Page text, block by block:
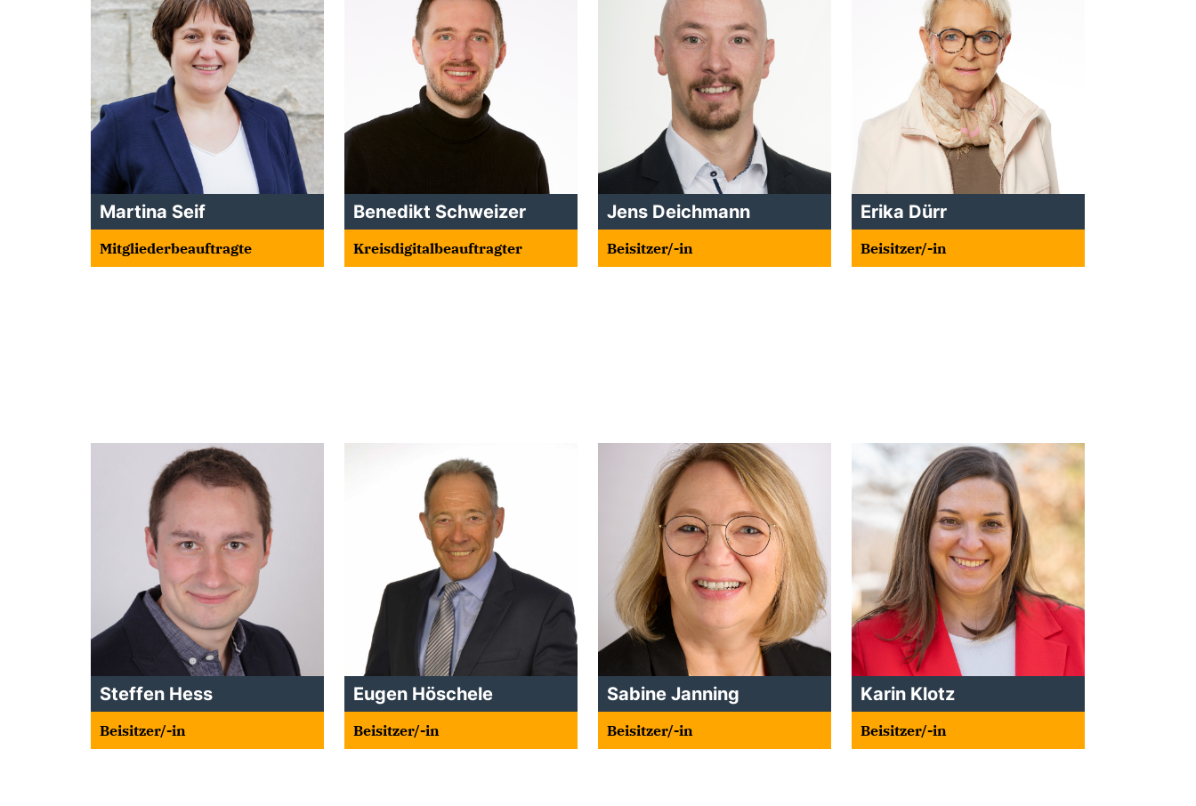
Martina Seif
Mitgliederbeauftragte
Benedikt Schweizer
Kreisdigitalbeauftragter
Jens Deichmann
Beisitzer/-in
Erika Dürr
Beisitzer/-in
Steffen Hess
Beisitzer/-in
Eugen Höschele
Beisitzer/-in
Sabine Janning
Beisitzer/-in
Karin Klotz
Beisitzer/-in